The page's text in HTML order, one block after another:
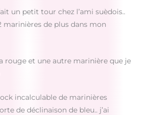
un petit tour chez l’ami suèdois..
marinières de plus dans mon
rouge et une autre marinière que je
incalculable de marinières
de déclinaison de bleu.. j’ai